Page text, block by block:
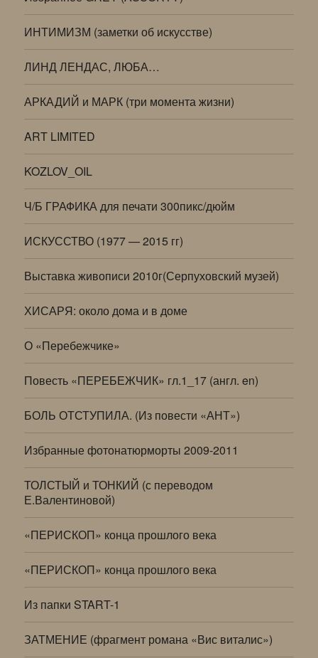
ИНТИМИЗМ (заметки об искусстве)
ЛИНД ЛЕНДАС, ЛЮБА…
АРКАДИЙ и МАРК (три момента жизни)
ART LIMITED
KOZLOV_OIL
Ч/Б ГРАФИКА для печати 300пикс/дюйм
ИСКУССТВО (1977 — 2015 гг)
Выставка живописи 2010г(Серпуховский музей)
ХИСАРЯ: около дома и в доме
О «Перебежчике»
Повесть «ПЕРЕБЕЖЧИК» гл.1_17 (англ. en)
БОЛЬ ОТСТУПИЛА. (Из повести «АНТ»)
Избранные фотонатюрморты 2009-2011
ТОЛСТЫЙ и ТОНКИЙ (с переводом
Е.Валентиновой)
«ПЕРИСКОП» конца прошлого века
«ПЕРИСКОП» конца прошлого века
Из папки START-1
ЗАТМЕНИЕ (фрагмент романа «Вис виталис»)